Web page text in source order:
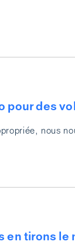
pour des
nous
en tirons le